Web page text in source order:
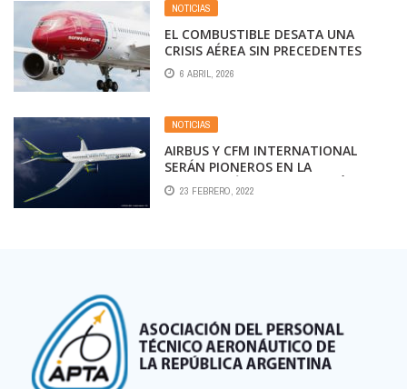
NOTICIAS
EL COMBUSTIBLE DESATA UNA
CRISIS AÉREA SIN PRECEDENTES
6 ABRIL, 2026
NOTICIAS
AIRBUS Y CFM INTERNATIONAL
SERÁN PIONEROS EN LA
TECNOLOGÍA DE COMBUSTIÓN DE
HIDRÓGENO
23 FEBRERO, 2022